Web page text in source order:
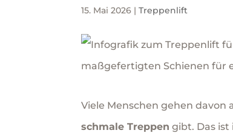
15. Mai 2026 |Treppenlift
Viele Menschen gehen davon
schmale Treppen gibt. Das ist